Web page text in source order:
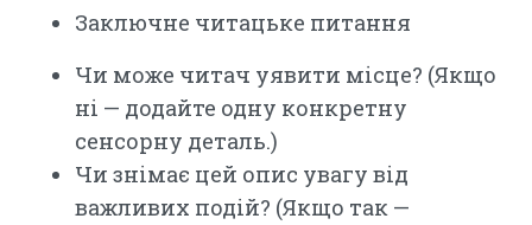
Заключне читацьке питання
Чи може читач уявити місце? (Якщо
ні — додайте одну конкретну
сенсорну деталь.)
Чи знімає цей опис увагу від
важливих подій? (Якщо так —